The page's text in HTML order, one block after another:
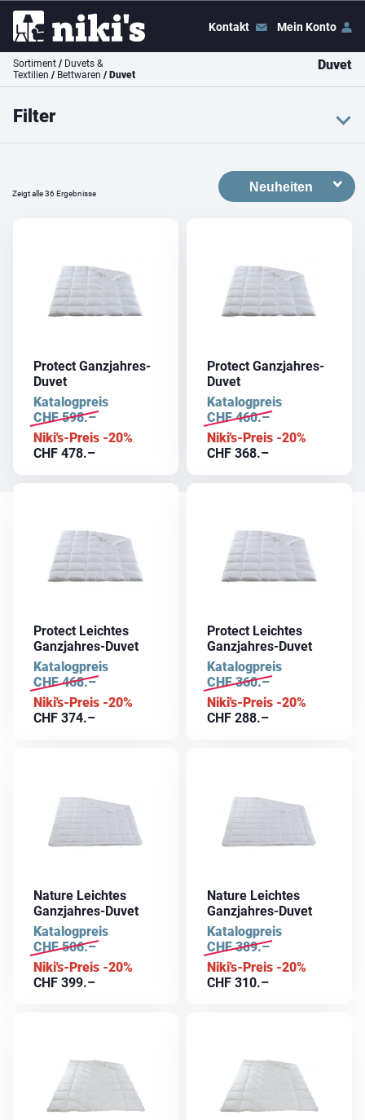
Kontakt Mein Konto
Sortiment / Duvets &
Textilien / Bettwaren / Duvet
Duvet
Filter
Filter
CHF 40–CHF 800
Zeigt alle 36 Ergebnisse
Protect Ganzjahres-
Duvet
Katalogpreis
CHF598.–
Niki's-Preis -20%
CHF 478.–
Protect Ganzjahres-
Duvet
Katalogpreis
CHF460.–
Niki's-Preis -20%
CHF 368.–
Protect Leichtes
Ganzjahres-Duvet
Katalogpreis
CHF468.–
Niki's-Preis -20%
CHF 374.–
Protect Leichtes
Ganzjahres-Duvet
Katalogpreis
CHF360.–
Niki's-Preis -20%
CHF 288.–
Nature Leichtes
Ganzjahres-Duvet
Katalogpreis
CHF506.–
Niki's-Preis -20%
CHF 399.–
Nature Leichtes
Ganzjahres-Duvet
Katalogpreis
CHF389.–
Niki's-Preis -20%
CHF 310.–